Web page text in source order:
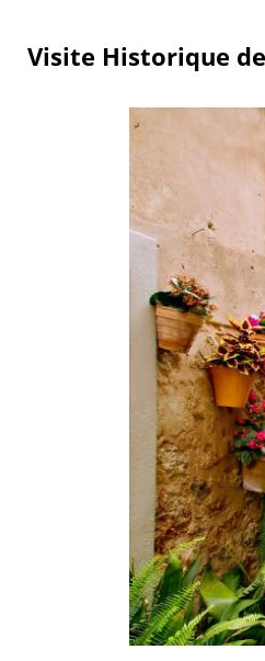
Visite Historique